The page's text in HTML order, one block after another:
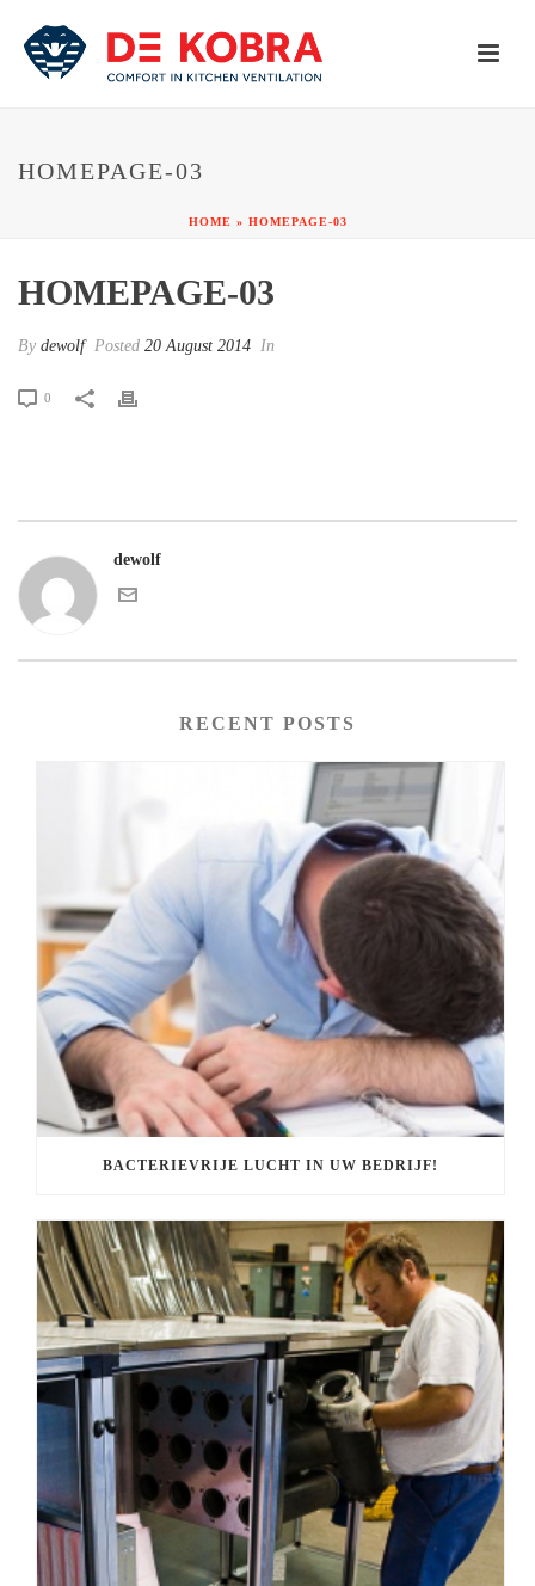
HOMEPAGE-03
HOME » HOMEPAGE-03
HOMEPAGE-03
By dewolf Posted 20 August 2014 In
0
dewolf
RECENT POSTS
BACTERIEVRIJE LUCHT IN UW BEDRIJF!